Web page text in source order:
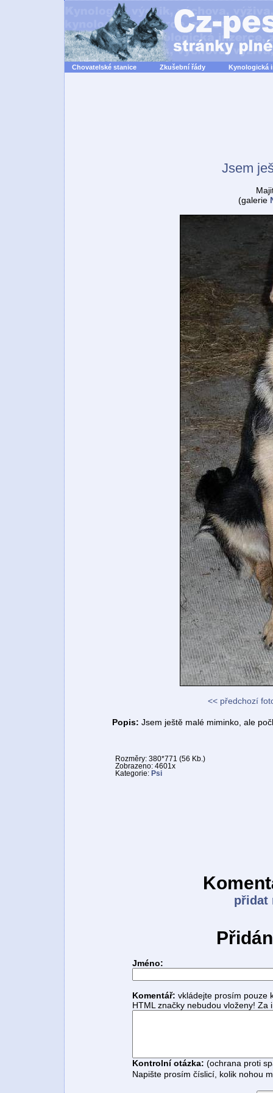
Chovatelské stanice Zkušební řády Kynologická
Jsem
(galerie
<< předchozí
Popis: Jsem ještě malé miminko, ale
Rozměry: 380*771 (56 Kb.)
Zobrazeno: 4601x
Kategorie: Psi
přidat
Jméno:
Komentář: vkládejte prosím pouze
HTML značky nebudou vloženy!
Kontrolní otázka: (ochrana proti
Napište prosím číslicí, kolik nohou